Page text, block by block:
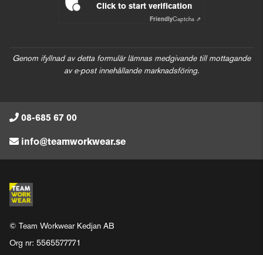
Click to start verification
FriendlyCaptcha ⇗
Genom ifyllnad av detta formulär lämnas medgivande till mottagande
av e-post innehållande marknadsföring.
08-685 67 00
info@teamworkwear.se
© Team Workwear Kedjan AB
Org nr: 5565577771